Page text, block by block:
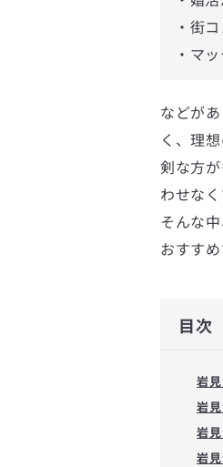
・街
・マ
などが
く、理
剣な方
わせな
そんな
おすすめ
目次
岩
岩
岩
岩